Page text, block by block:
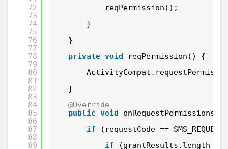
72
73
74
75
76
77
78
79
80
81
82
83
84
85
86
87
88
89
reqPermission();
}
}
private void
reqPermission() {
}
@Override
public void
if
(requestCode ==
if
(grantResults.length >